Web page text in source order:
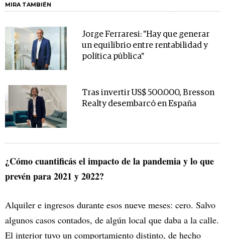
MIRA TAMBIÉN
Jorge Ferraresi: "Hay que generar
un equilibrio entre rentabilidad y
política pública"
Tras invertir US$ 500.000, Bresson
Realty desembarcó en España
¿Cómo cuantificás el impacto de la pandemia y lo que
prevén para 2021 y 2022?
Alquiler e ingresos durante esos nueve meses: cero. Salvo
algunos casos contados, de algún local que daba a la calle.
El interior tuvo un comportamiento distinto, de hecho